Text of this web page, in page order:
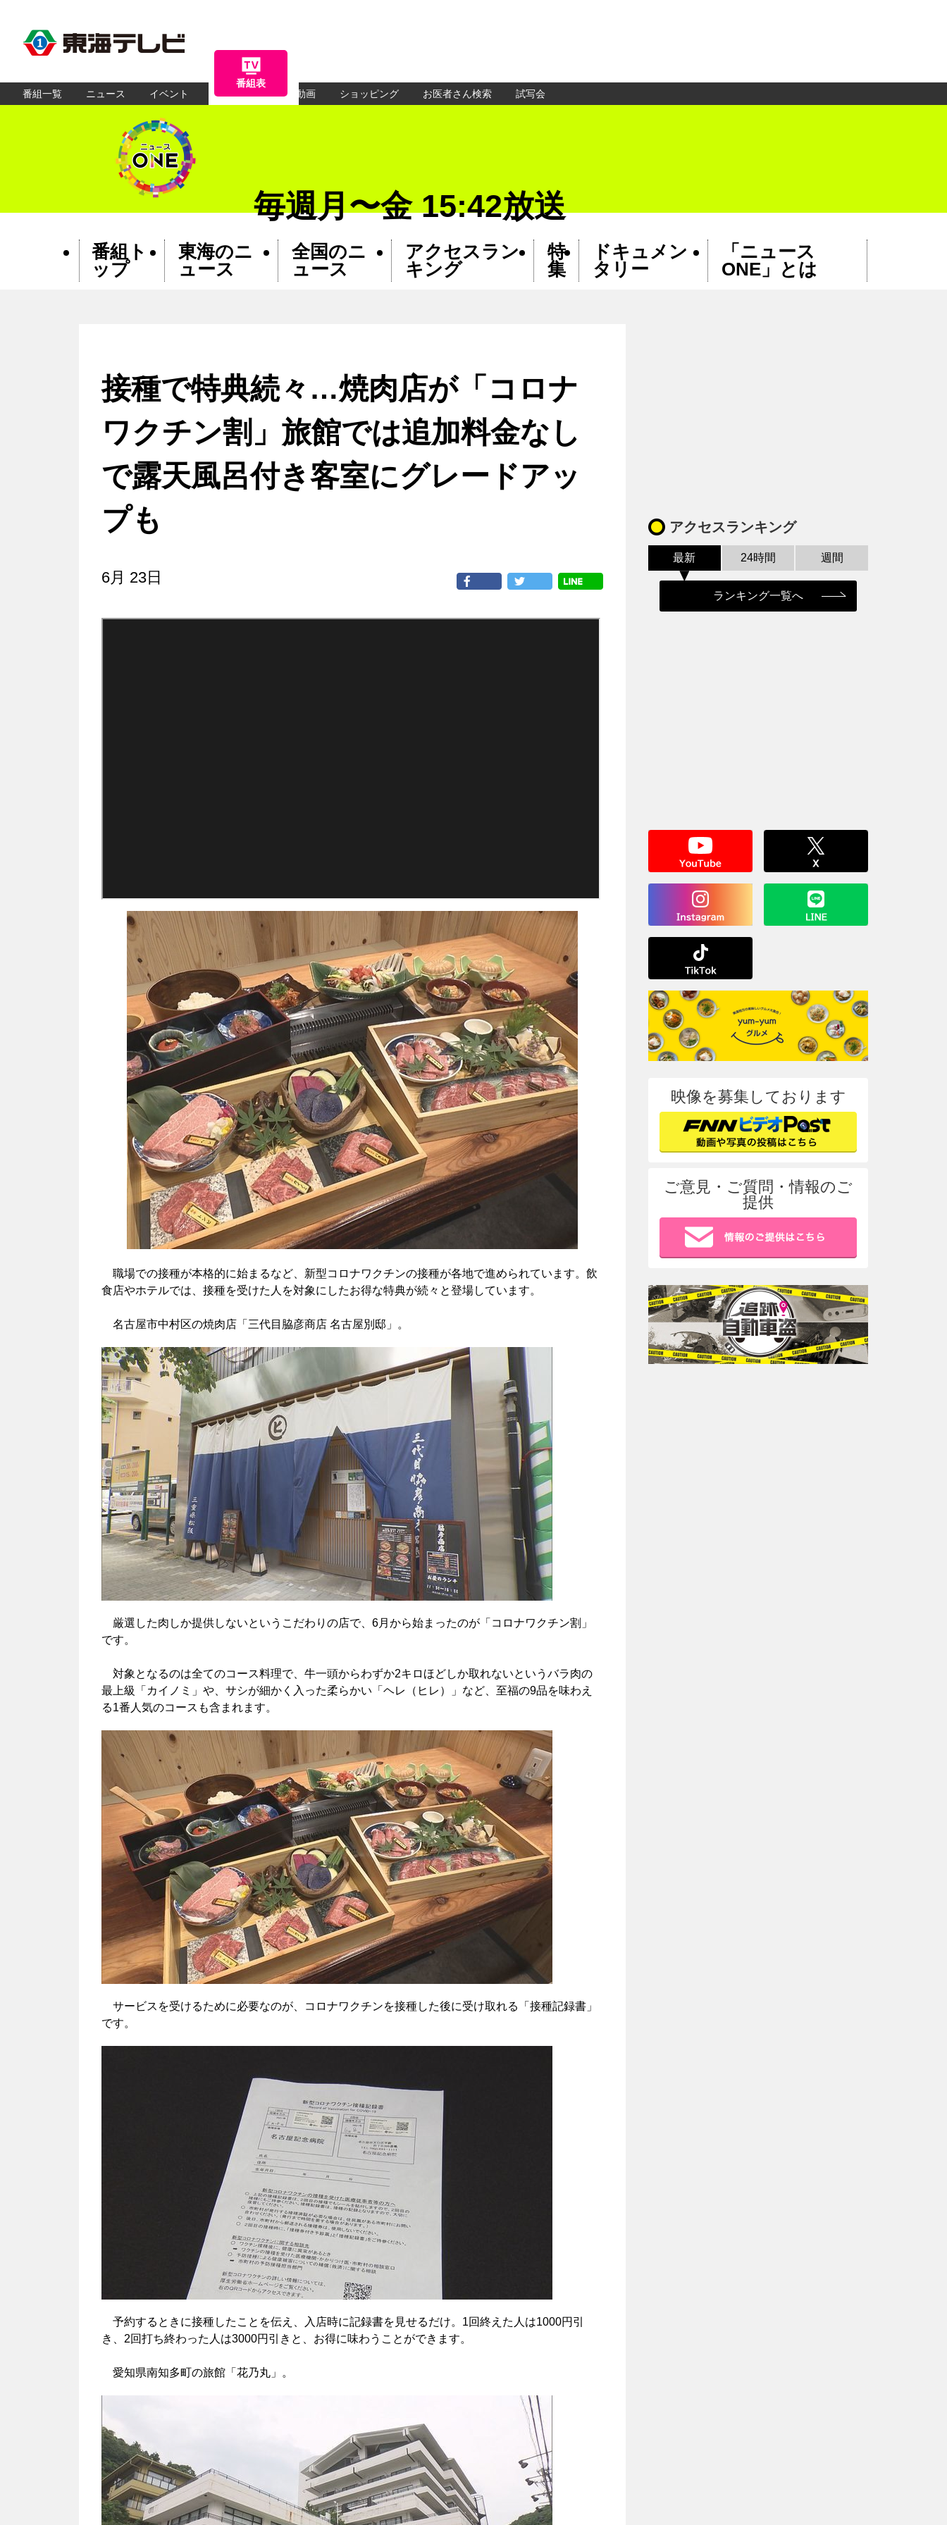
番組表
番組一覧
ニュース イベント アナウンサー 動画 ショッピング お医者さん検索 試写会
毎週月〜金 15:42放送
番組ト
ップ
東海のニ
ュース
全国のニ
ュース
アクセスラン
キング
特
集
ドキュメン
タリー
「ニュース
ONE」とは
接種で特典続々…焼肉店が「コロナ
ワクチン割」旅館では追加料金なし
で露天風呂付き客室にグレードアッ
プも
6月 23日 シェア ツイート
職場での接種が本格的に始まるなど、新型コロナワクチンの接種が各地で進められています。飲
食店やホテルでは、接種を受けた人を対象にしたお得な特典が続々と登場しています。
名古屋市中村区の焼肉店「三代目脇彦商店 名古屋別邸」。
厳選した肉しか提供しないというこだわりの店で、6月から始まったのが「コロナワクチン割」
です。
対象となるのは全てのコース料理で、牛一頭からわずか2キロほどしか取れないというバラ肉の
最上級「カイノミ」や、サシが細かく入った柔らかい「ヘレ（ヒレ）」など、至福の9品を味わえ
る1番人気のコースも含まれます。
サービスを受けるために必要なのが、コロナワクチンを接種した後に受け取れる「接種記録書」
です。
予約するときに接種したことを伝え、入店時に記録書を見せるだけ。1回終えた人は1000円引
き、2回打ち終わった人は3000円引きと、お得に味わうことができます。
愛知県南知多町の旅館「花乃丸」。
アクセスランキング
最新 24時間 週間
ランキング一覧へ
映像を募集しております
ご意見・ご質問・情報のご
提供